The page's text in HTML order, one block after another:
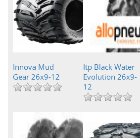
Innova Mud
Gear 26x9-12
Itp Black Water
Evolution 26x9-
12